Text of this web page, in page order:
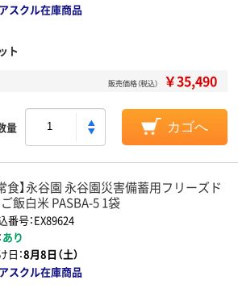
アスクル在庫商品
ト
販売価格（税込） ￥35,490
量 カゴへ
食】永谷園 永谷園災害備蓄用フリーズド
飯白米 PASBA-5 1袋
番号：EX89624
あり
日：8月8日（土）
アスクル在庫商品